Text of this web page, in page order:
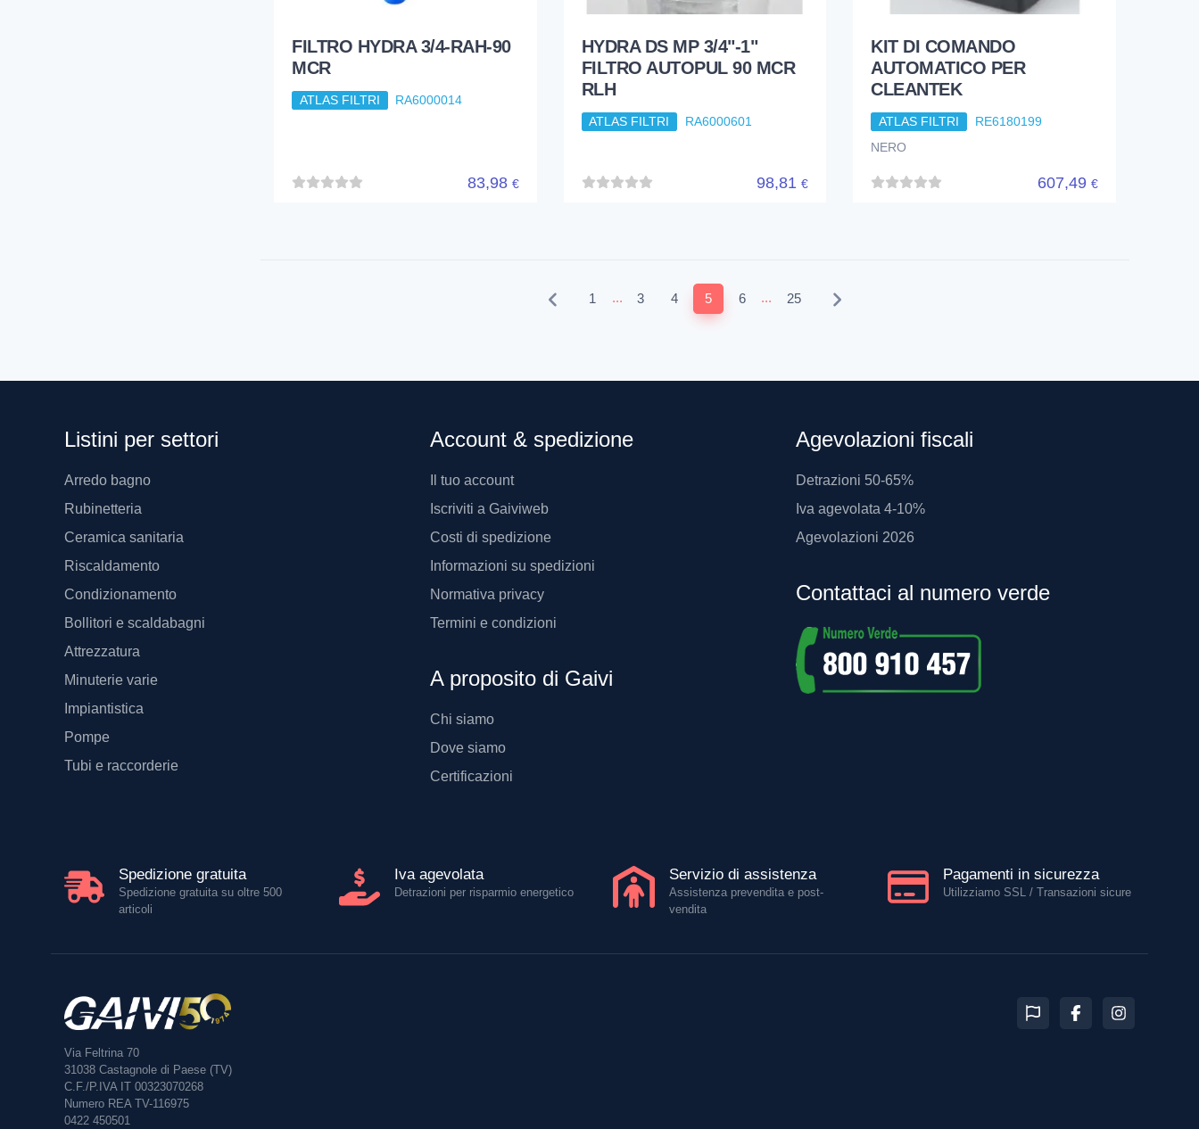
FILTRO HYDRA 3/4-RAH-90
MCR
ATLAS FILTRI RA6000014
83,98 €
HYDRA DS MP 3/4"-1"
FILTRO AUTOPUL 90 MCR
RLH
ATLAS FILTRI RA6000601
98,81€
KIT DI COMANDO
AUTOMATICO PER
CLEANTEK
ATLAS FILTRI
RE6180199
NERO
607,49 €
1 ... 3 4 5 6 ... 25
Listini per settori
Arredo bagno
Rubinetteria
Ceramica sanitaria
Riscaldamento
Condizionamento
Bollitori e scaldabagni
Attrezzatura
Minuterie varie
Impiantistica
Pompe
Tubi e raccorderie
Account & spedizione
Il tuo account
Iscriviti a Gaiviweb
Costi di spedizione
Informazioni su spedizioni
Normativa privacy
Termini e condizioni
A proposito di Gaivi
Chi siamo
Dove siamo
Certificazioni
Agevolazioni fiscali
Detrazioni 50-65%
Iva agevolata 4-10%
Agevolazioni 2026
Contattaci al numero verde
Spedizione gratuita
Spedizione gratuita su oltre 500
articoli
Iva agevolata
Detrazioni per risparmio energetico
Servizio di assistenza
Assistenza prevendita e post-
vendita
Pagamenti in sicurezza
Utilizziamo SSL / Transazioni sicure
Via Feltrina 70
31038 Castagnole di Paese (TV)
C.F./P.IVA IT 00323070268
Numero REA TV-116975
0422 450501